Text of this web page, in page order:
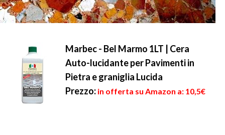
Marbec - Bel Marmo 1LT | Cera
Auto-lucidante per Pavimenti in
Pietra e graniglia Lucida
Prezzo: in offerta su Amazon a: 10,5€